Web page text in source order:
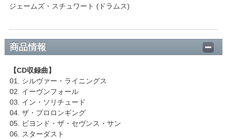
ジェームズ・スチュワート (ドラムス)
商品情報
【CD収録曲】
01. シルヴァー・ライニングス
02. イーヴンフォール
03. イン・ソリチュード
04. ザ・プロロンギング
05. ビヨンド・ザ・セヴンス・サン
06. スターダスト